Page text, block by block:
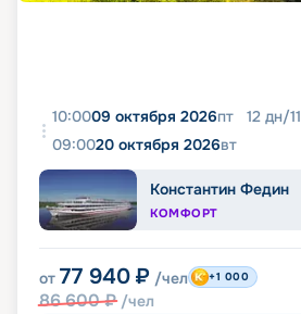
10:0009 октября 2026пт 12 дн/11
09:0020 октября 2026вт
Константин Федин
КОМФОРТ
от 77 940 ₽ /чел
86 600₽ /чел
+1 000